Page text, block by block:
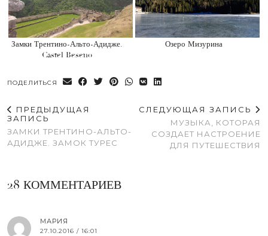
Замки Трентино-Альто-Адидже.
Castel Beseno
Озеро Мизурина
ПОДЕЛИТЬСЯ
ПРЕДЫДУЩАЯ
ЗАПИСЬ
ЗАМКИ ТРЕНТИНО-АЛЬТО-
АДИДЖЕ. ЗАМОК ТУРЕС
СЛЕДУЮЩАЯ ЗАПИСЬ
МУЗЫКА, КОТОРАЯ
СОЗДАЕТ НАСТРОЕНИЕ
ДЛЯ ПУТЕШЕСТВИЯ
28 КОММЕНТАРИЕВ
МАРИЯ
27.10.2016 / 16:01